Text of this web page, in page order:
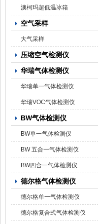
澳柯玛超低温冰箱
空气采样
大气采样
压缩空气检测仪
华瑞气体检测仪
华瑞单一气体检测仪
华瑞VOC气体检测仪
BW气体检测仪
BW单一气体检测仪
BW 五合一气体检测仪
BW四合一气体检测仪
德尔格气体检测仪
德尔格单一气体检测仪
德尔格复合式气体检测仪